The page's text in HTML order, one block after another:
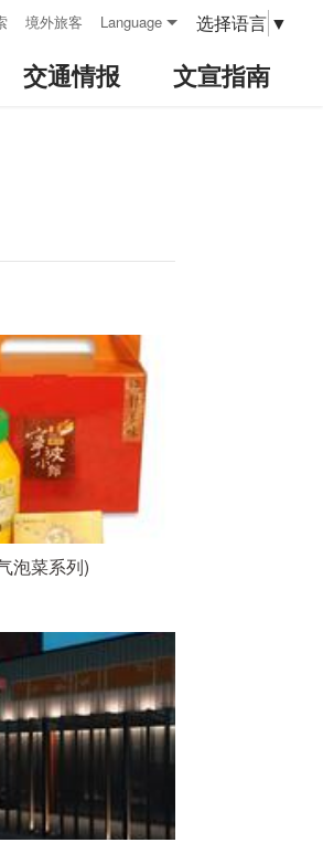
境外旅客 Language 选择语言 ▼
交通情报 文宣指南
泡菜系列)